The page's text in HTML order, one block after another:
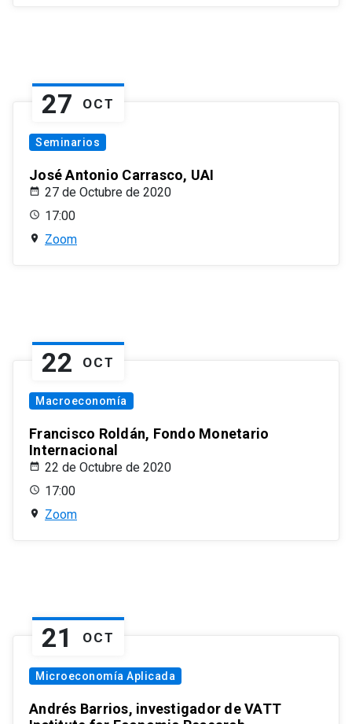
27 OCT
Seminarios
José Antonio Carrasco, UAI
27 de Octubre de 2020
17:00
Zoom
22 OCT
Macroeconomía
Francisco Roldán, Fondo Monetario
Internacional
22 de Octubre de 2020
17:00
Zoom
21 OCT
Microeconomía Aplicada
Andrés Barrios, investigador de VATT